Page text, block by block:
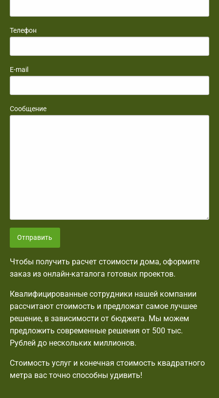
Телефон
E-mail
Сообщение
Отправить
Чтобы получить расчет стоимости дома, оформите
заказ из онлайн-каталога готовых проектов.
Квалифицированные сотрудники нашей компании
рассчитают стоимость и предложат самое лучшее
решение, в зависимости от бюджета. Мы можем
предложить современные решения от 500 тыс.
Рублей до нескольких миллионов.
Стоимость услуг и конечная стоимость квадратного
метра вас точно способны удивить!